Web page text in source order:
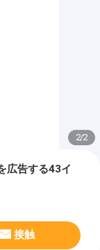
2/2
広告する43イ
接触